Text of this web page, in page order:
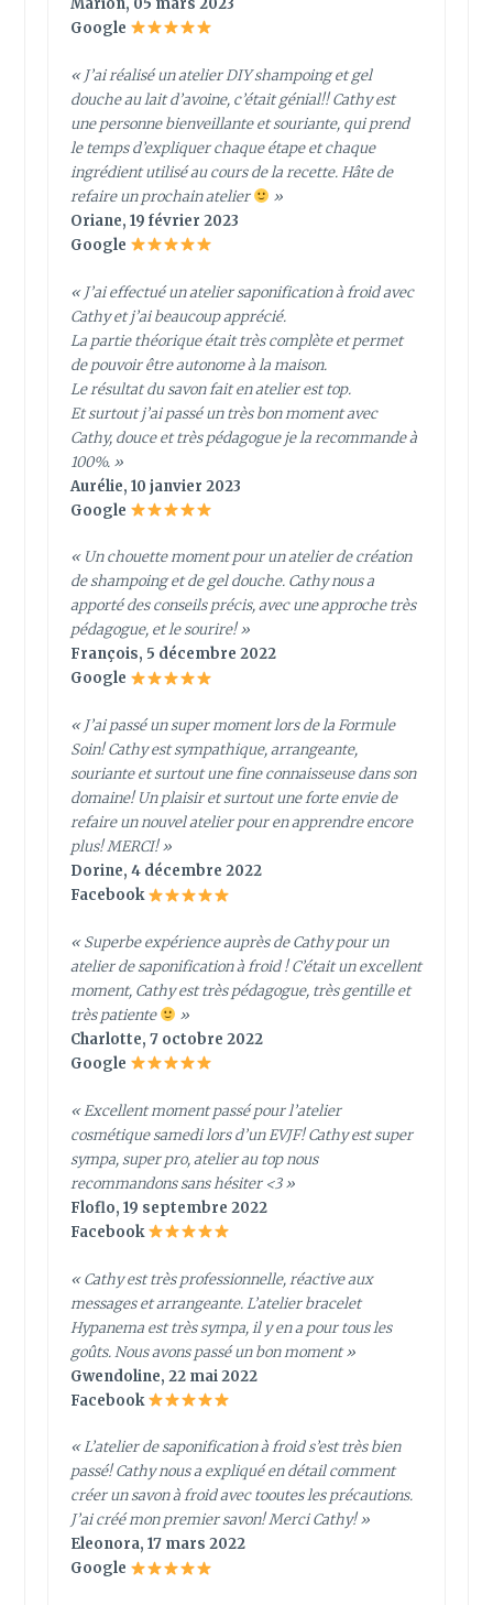
Marion, 05 mars 2023
Google
« J’ai réalisé un atelier DIY shampoing et gel
douche au lait d’avoine, c’était génial!! Cathy est
une personne bienveillante et souriante, qui prend
le temps d’expliquer chaque étape et chaque
ingrédient utilisé au cours de la recette. Hâte de
refaire un prochain atelier
»
Oriane, 19 février 2023
Google
« J’ai effectué un atelier saponification à froid avec
Cathy et j’ai beaucoup apprécié.
La partie théorique était très complète et permet
de pouvoir être autonome à la maison.
Le résultat du savon fait en atelier est top.
Et surtout j’ai passé un très bon moment avec
Cathy, douce et très pédagogue je la recommande à
100%. »
Aurélie, 10 janvier 2023
Google
« Un chouette moment pour un atelier de création
de shampoing et de gel douche. Cathy nous a
apporté des conseils précis, avec une approche très
pédagogue, et le sourire! »
François, 5 décembre 2022
Google
« J’ai passé un super moment lors de la Formule
Soin! Cathy est sympathique, arrangeante,
souriante et surtout une fine connaisseuse dans son
domaine! Un plaisir et surtout une forte envie de
refaire un nouvel atelier pour en apprendre encore
plus! MERCI! »
Dorine, 4 décembre 2022
Facebook
« Superbe expérience auprès de Cathy pour un
atelier de saponification à froid ! C’était un excellent
moment, Cathy est très pédagogue, très gentille et
très patiente
»
Charlotte, 7 octobre 2022
Google
« Excellent moment passé pour l’atelier
cosmétique samedi lors d’un EVJF! Cathy est super
sympa, super pro, atelier au top nous
recommandons sans hésiter <3 »
Floflo, 19 septembre 2022
Facebook
« Cathy est très professionnelle, réactive aux
messages et arrangeante. L’atelier bracelet
Hypanema est très sympa, il y en a pour tous les
goûts. Nous avons passé un bon moment »
Gwendoline, 22 mai 2022
Facebook
« L’atelier de saponification à froid s’est très bien
passé! Cathy nous a expliqué en détail comment
créer un savon à froid avec tooutes les précautions.
J’ai créé mon premier savon! Merci Cathy! »
Eleonora, 17 mars 2022
Google